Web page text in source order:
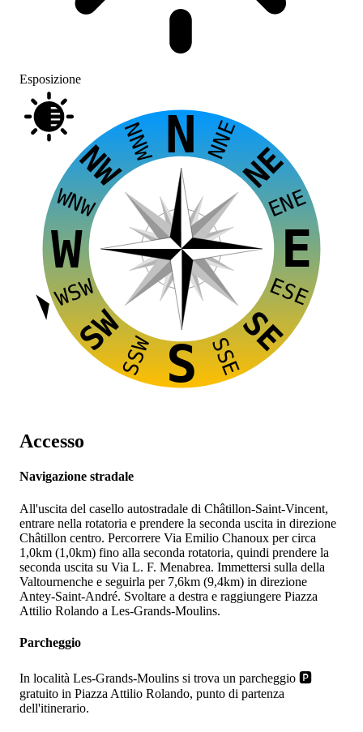
Esposizione
E
W
S
N
NW NE
SE
SW
NNE
ENE
ESE
SSE
SSW
WSW
WNW
NNW
Accesso
Navigazione stradale
All'uscita del casello autostradale di Châtillon-Saint-Vincent,
entrare nella rotatoria e prendere la seconda uscita in direzione
Châtillon centro. Percorrere Via Emilio Chanoux per circa
1,0km (1,0km) fino alla seconda rotatoria, quindi prendere la
seconda uscita su Via L. F. Menabrea. Immettersi sulla della
Valtournenche e seguirla per 7,6km (9,4km) in direzione
Antey-Saint-André. Svoltare a destra e raggiungere Piazza
Attilio Rolando a Les-Grands-Moulins.
Parcheggio
In località Les-Grands-Moulins si trova un parcheggio 🅿️
gratuito in Piazza Attilio Rolando, punto di partenza
dell'itinerario.